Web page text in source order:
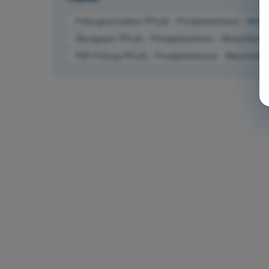
Prüfungssimulation PPL(A) - Privatpilotenlizenz -
Übungsquiz PPL(A) - Privatpilotenlizenz -